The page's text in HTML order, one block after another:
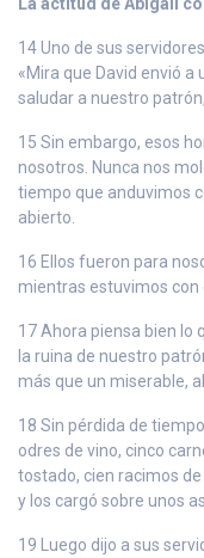
14 Uno de sus
«Mira que David envió
saludar a nuestro
15 Sin embargo, esos
nosotros. Nunca nos
tiempo que anduvimos
abierto.
16 Ellos fueron para
mientras estuvimos con
17 Ahora piensa bien lo
la ruina de nuestro
más que un miserable,
18 Sin pérdida de
odres de vino, cinco
tostado, cien racimos
y los cargó sobre unos
19 Luego dijo a sus